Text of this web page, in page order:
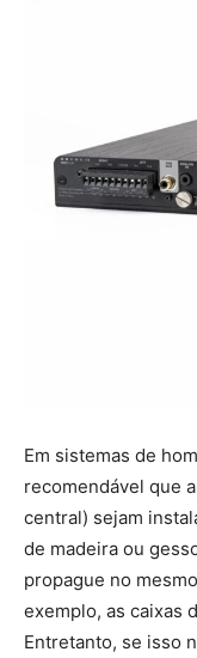
Em sistemas de
recomendável que
central) sejam
de madeira ou
propague no
exemplo, as caixas
Entretanto, se isso